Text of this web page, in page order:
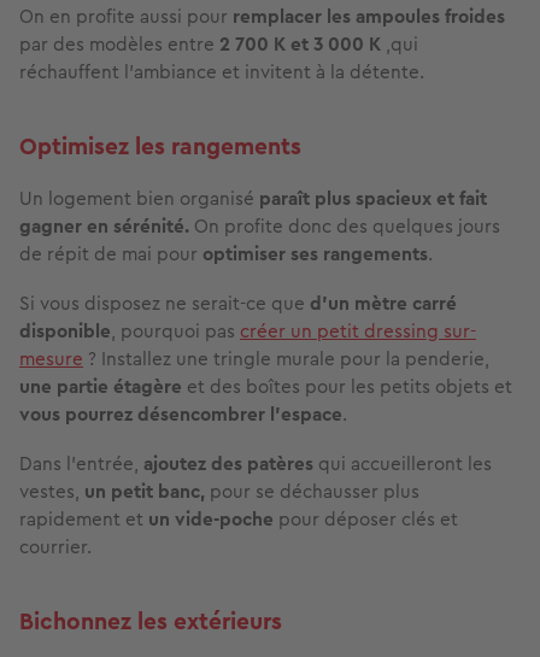
On en profite aussi pour remplacer les ampoules froides
par des modèles entre 2 700 K et 3 000 K ,qui
réchauffent l’ambiance et invitent à la détente.
Optimisez les rangements
Un logement bien organisé paraît plus spacieux et fait
gagner en sérénité. On profite donc des quelques jours
de répit de mai pour optimiser ses rangements.
Si vous disposez ne serait-ce que d’un mètre carré
disponible, pourquoi pas créer un petit dressing sur-
mesure ? Installez une tringle murale pour la penderie,
une partie étagère et des boîtes pour les petits objets et
vous pourrez désencombrer l’espace.
Dans l’entrée, ajoutez des patères qui accueilleront les
vestes, un petit banc, pour se déchausser plus
rapidement et un vide-poche pour déposer clés et
courrier.
Bichonnez les extérieurs